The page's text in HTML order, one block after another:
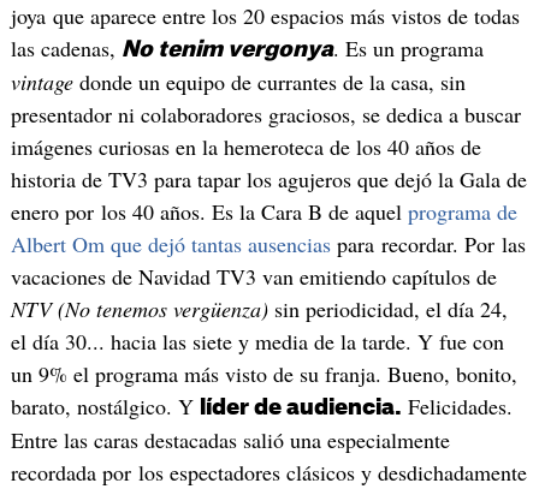
joya que aparece entre los 20 espacios más vistos de todas
las cadenas, No tenim vergonya. Es un programa
vintagedonde un equipo de currantes de la casa, sin
presentador ni colaboradores graciosos, se dedica a buscar
imágenes curiosas en la hemeroteca de los 40 años de
historia de TV3 para tapar los agujeros que dejó la Gala de
enero por los 40 años. Es la Cara B de aquel programa de
Albert Om que dejó tantas ausenciaspara recordar. Por las
vacaciones de Navidad TV3 van emitiendo capítulos de
NTV (No tenemos vergüenza)sin periodicidad, el día 24,
el día 30... hacia las siete y media de la tarde. Y fue con
un 9% el programa más visto de su franja. Bueno, bonito,
barato, nostálgico. Y
líder de audiencia. Felicidades.
Entre las caras destacadas salió una especialmente
recordada por los espectadores clásicos y desdichadamente